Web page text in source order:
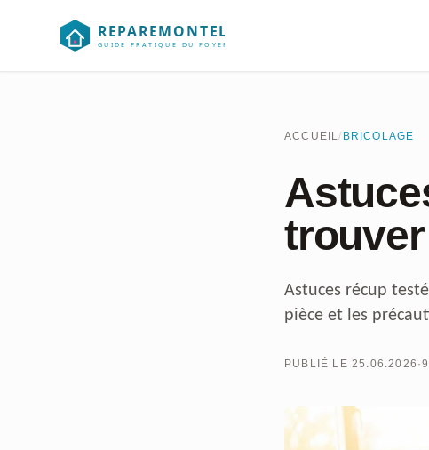
ACCUEIL/ BRICOLAGE
Astuces récup
pièce et les
PUBLIÉ LE 25.06.2026 ·